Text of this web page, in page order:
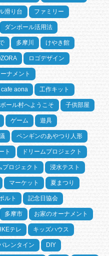
滑り台 ファミリー
ダンボール活用法
多摩川 けやき館
ロゴデザイン
ナメント
cafe aona 工作キット
ール村へようこそ 子供部屋
ゲーム 遊具
ペンギンのあやつり人形
ト ドリームプロジェクト
ロジェクト 浸水テスト
マーケット 夏まつり
ルト 記念日協会
多摩市 お家のオーナメント
テレ キッズハウス
レンタイン DIY